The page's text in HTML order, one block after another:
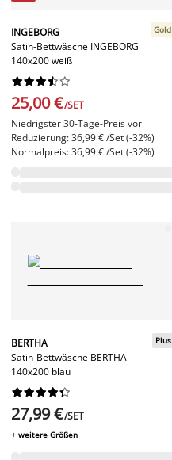
INGEBORG
Satin-Bettwäsche INGEBORG
140x200 weiß
Gold






25,00 €/SET
Niedrigster 30-Tage-Preis vor
Reduzierung: 36,99 € /Set (-32%)
Normalpreis: 36,99 € /Set (-32%)
BERTHA
Satin-Bettwäsche BERTHA
140x200 blau
Plus






27,99 €/SET
+ weitere Größen